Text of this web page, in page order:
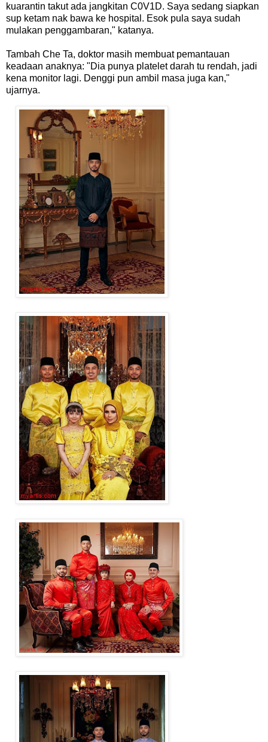
kuarantin takut ada jangkitan C0V1D. Saya sedang siapkan
sup ketam nak bawa ke hospital. Esok pula saya sudah
mulakan penggambaran," katanya.
Tambah Che Ta, doktor masih membuat pemantauan
keadaan anaknya: "Dia punya platelet darah tu rendah, jadi
kena monitor lagi. Denggi pun ambil masa juga kan,"
ujarnya.